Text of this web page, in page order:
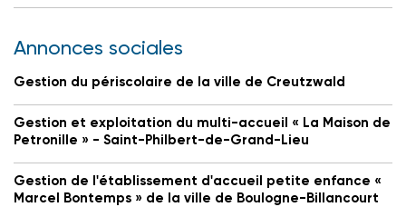
Annonces sociales
Gestion du périscolaire de la ville de Creutzwald
Gestion et exploitation du multi-accueil « La Maison de
Petronille » - Saint-Philbert-de-Grand-Lieu
Gestion de l'établissement d'accueil petite enfance «
Marcel Bontemps » de la ville de Boulogne-Billancourt